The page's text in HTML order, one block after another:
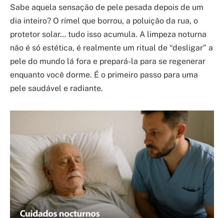
Sabe aquela sensação de pele pesada depois de um
dia inteiro? O rímel que borrou, a poluição da rua, o
protetor solar… tudo isso acumula. A limpeza noturna
não é só estética, é realmente um ritual de “desligar” a
pele do mundo lá fora e prepará-la para se regenerar
enquanto você dorme. É o primeiro passo para uma
pele saudável e radiante.